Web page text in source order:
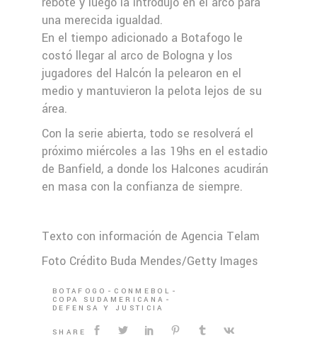
una merecida igualdad.
En el tiempo adicionado a Botafogo le
costó llegar al arco de Bologna y los
jugadores del Halcón la pelearon en el
medio y mantuvieron la pelota lejos de su
área.
Con la serie abierta, todo se resolverá el
próximo miércoles a las 19hs en el estadio
de Banfield, a donde los Halcones acudirán
en masa con la confianza de siempre.
Texto con información de Agencia Telam
Foto Crédito Buda Mendes/Getty Images
BOTAFOGO
CONMEBOL
COPA SUDAMERICANA
DEFENSA Y JUSTICIA
SHARE